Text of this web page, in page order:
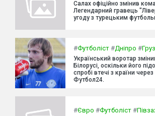
Салах офіційно змінив
Легендарний гравець
угоду з турецьким
#Футболіст #Дніпро #
Український воротар
Білорусі, оскільки його
спробі втечі з країни через
Футбол24.
#Євро #Футболіст #